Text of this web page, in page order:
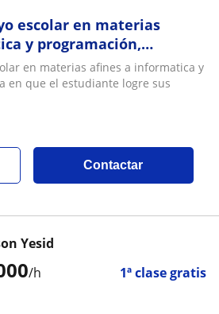
escolar en materias
y programación,
estudiante logre sus
en materias afines a informatica y
en que el estudiante logre sus
Contactar
/h 1ª clase gratis
Yesid